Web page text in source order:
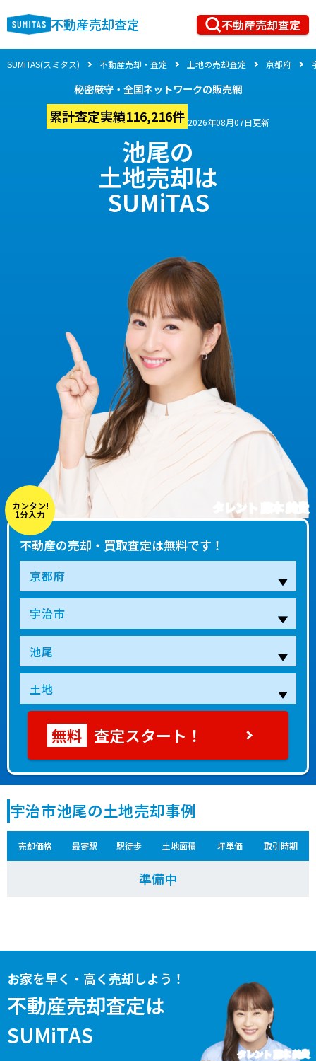
不動産売却査定 不動産売却査定
SUMiTAS(スミタス) 不動産売却・査定 土地の売却査定 京都府
秘密厳守・全国ネットワークの販売網
累計査定実績116,216件 2026年08月07日更新
池尾の
土地売却は
SUMiTAS
タレント 藤本 美貴
カンタン!
1分入力
不動産の売却・買取査定は無料です！
査定スタート！
宇治市池尾の土地売却事例
売却価格 最寄駅 駅徒歩 土地面積 坪単価 取引時期
準備中
お家を早く・高く売却しよう！
不動産売却査定は
SUMiTAS
タレント 藤本 美貴